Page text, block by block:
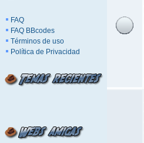
FAQ
FAQ BBcodes
Términos de uso
Política de Privacidad